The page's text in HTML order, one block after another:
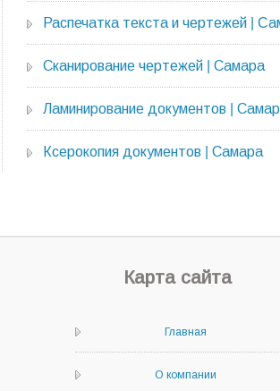
Распечатка текста и чертежей |
Сканирование чертежей | Самара
Ламинирование документов |
Ксерокопия документов | Самара
Карта сайта
Главная
О компании